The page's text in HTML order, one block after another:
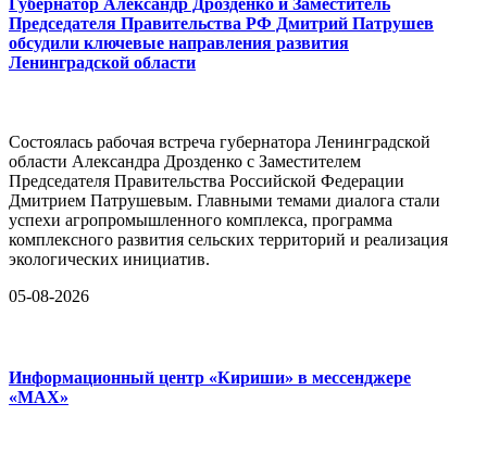
Председателя Правительства РФ Дмитрий Патрушев
обсудили ключевые направления развития
Ленинградской области
Состоялась рабочая встреча губернатора Ленинградской
области Александра Дрозденко с Заместителем
Председателя Правительства Российской Федерации
Дмитрием Патрушевым. Главными темами диалога стали
успехи агропромышленного комплекса, программа
комплексного развития сельских территорий и реализация
экологических инициатив.
05-08-2026
Информационный центр «Кириши» в мессенджере
«MAX»